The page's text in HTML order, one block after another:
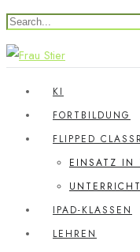
KI
FORTBILDUNG
FLIPPED
EINSATZ IN
IPAD-KLASSEN
LEHREN